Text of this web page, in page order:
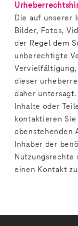
Die auf unserer
Bilder, Fotos,
der Regel dem
unberechtigte
dieser
daher
Inhalte oder
kontaktieren
obenstehenden
Inhaber der
Nutzungsrechte
einen Kontakt